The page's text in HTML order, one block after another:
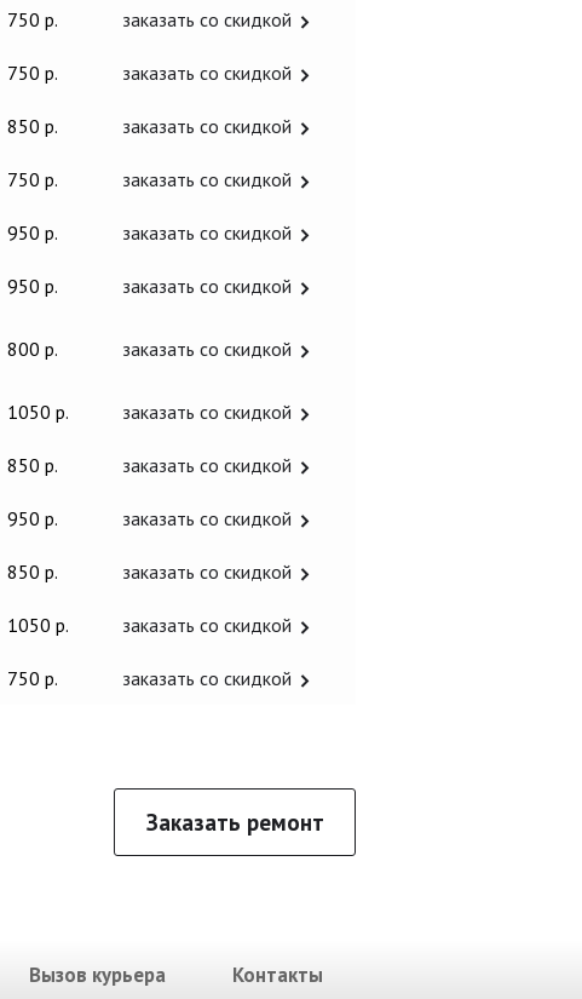
750 р. заказать со скидкой
750 р. заказать со скидкой
850 р. заказать со скидкой
750 р. заказать со скидкой
950 р. заказать со скидкой
950 р. заказать со скидкой
800 р. заказать со скидкой
1050 р. заказать со скидкой
850 р. заказать со скидкой
950 р. заказать со скидкой
850 р. заказать со скидкой
1050 р. заказать со скидкой
750 р. заказать со скидкой
Заказать ремонт
Вызов курьера Контакты